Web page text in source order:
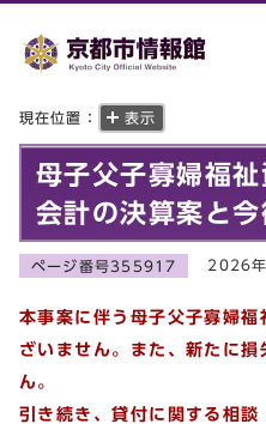
現在位置： 表示
母子父子寡婦福
会計の決算案と
ページ番号355917 2026
本事案に伴う母子父子寡婦
ざいません。また、新たに損
ん。
引き続き、貸付に関する相談